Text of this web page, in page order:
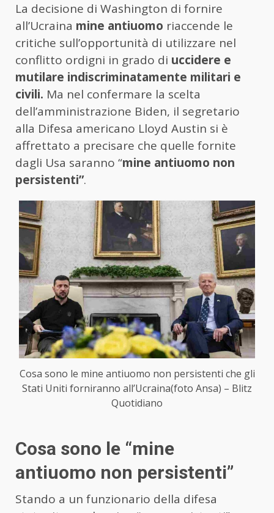
La decisione di Washington di fornire
all’Ucraina mine antiuomo riaccende le
critiche sull’opportunità di utilizzare nel
conflitto ordigni in grado di uccidere e
mutilare indiscriminatamente militari e
civili. Ma nel confermare la scelta
dell’amministrazione Biden, il segretario
alla Difesa americano Lloyd Austin si è
affrettato a precisare che quelle fornite
dagli Usa saranno “mine antiuomo non
persistenti”.
Cosa sono le mine antiuomo non persistenti che gli
Stati Uniti forniranno all’Ucraina(foto Ansa) – Blitz
Quotidiano
Cosa sono le “mine
antiuomo non persistenti”
Stando a un funzionario della difesa